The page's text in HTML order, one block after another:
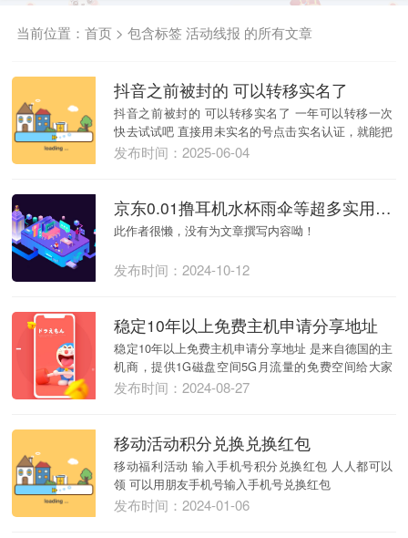
当前位置：首页 > 包含标签 活动线报 的所有文章
抖音之前被封的 可以转移实名了
抖音之前被封的 可以转移实名了 一年可以转移一次
快去试试吧 直接用未实名的号点击实名认证，就能把
之...
发布时间：2025-06-04
京东0.01撸耳机水杯雨伞等超多实用物品教程
此作者很懒，没有为文章撰写内容呦！
发布时间：2024-10-12
稳定10年以上免费主机申请分享地址
稳定10年以上免费主机申请分享地址 是来自德国的主
机商，提供1G磁盘空间5G月流量的免费空间给大家
使...
发布时间：2024-08-27
移动活动积分兑换兑换红包
移动福利活动 输入手机号积分兑换红包 人人都可以
领 可以用朋友手机号输入手机号兑换红包
发布时间：2024-01-06